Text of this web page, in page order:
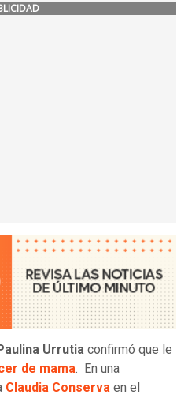
Urrutia confirmó que le
de mama. En una
Claudia Conserva en el